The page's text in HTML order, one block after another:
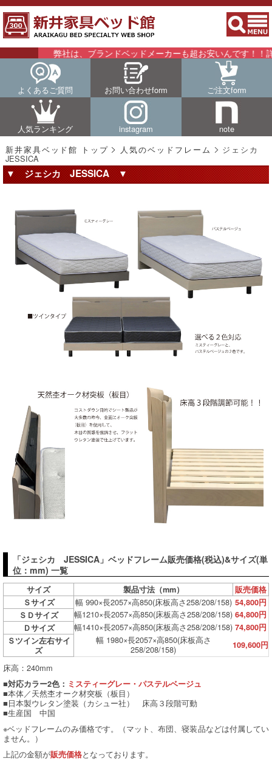
弊社は、ブランドベッドメーカーも超お安いんです！！詳細
よくあるご質問 お問い合わせform ご注文form
人気ランキング instagram
note
新井家具ベッド館 トップ
人気のベッドフレーム ジェシカ
JESSICA
▼ ジェシカ JESSICA ▼
「ジェシカ JESSICA」ベッドフレーム販売価格(税込)&サイズ(単
位：mm) 一覧
サイズ 製品寸法（mm）
販売価格
Ｓサイズ
幅 990×長2057×高850(床板高さ258/208/158) 54,800円
ＳＤサイズ
幅1210×長2057×高850(床板高さ258/208/158) 64,800円
Ｄサイズ
幅1410×長2057×高850(床板高さ258/208/158) 74,800円
Ｓツイン左右サイ
ズ
幅 1980×長2057×高850(床板高さ
258/208/158)
109,600円
床高：240mm
■対応カラー2色： ミスティーグレー・パステルベージュ
■本体／天然杢オーク材突板（板目）
■日本製ウレタン塗装（カシュー社） 床高３段階可動
■生産国 中国
※ベッドフレームのみ価格です。（マット、布団、寝装品などは付属してい
ません。）
上記の金額が販売価格となっております。